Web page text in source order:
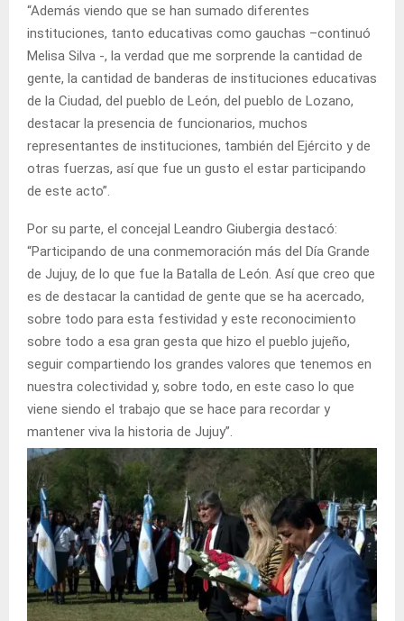
“Además viendo que se han sumado diferentes
instituciones, tanto educativas como gauchas –continuó
Melisa Silva -, la verdad que me sorprende la cantidad de
gente, la cantidad de banderas de instituciones educativas
de la Ciudad, del pueblo de León, del pueblo de Lozano,
destacar la presencia de funcionarios, muchos
representantes de instituciones, también del Ejército y de
otras fuerzas, así que fue un gusto el estar participando
de este acto”.
Por su parte, el concejal Leandro Giubergia destacó:
“Participando de una conmemoración más del Día Grande
de Jujuy, de lo que fue la Batalla de León. Así que creo que
es de destacar la cantidad de gente que se ha acercado,
sobre todo para esta festividad y este reconocimiento
sobre todo a esa gran gesta que hizo el pueblo jujeño,
seguir compartiendo los grandes valores que tenemos en
nuestra colectividad y, sobre todo, en este caso lo que
viene siendo el trabajo que se hace para recordar y
mantener viva la historia de Jujuy”.